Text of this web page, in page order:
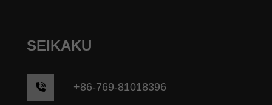
SEIKAKU
+86-769-81018396